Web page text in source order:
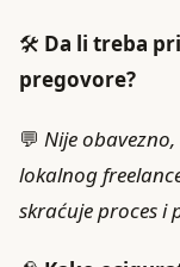
🛠️ Da li treba
pregovore?
💬 Nije
lokalnog
skraćuje proces i